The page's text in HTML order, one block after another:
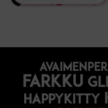
farkku
happykitty